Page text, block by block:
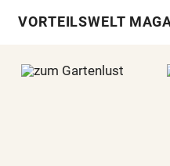
VORTEILSWELT